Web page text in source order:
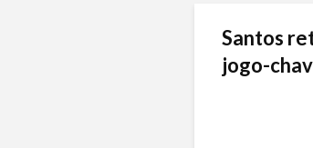
Santos
jogo-